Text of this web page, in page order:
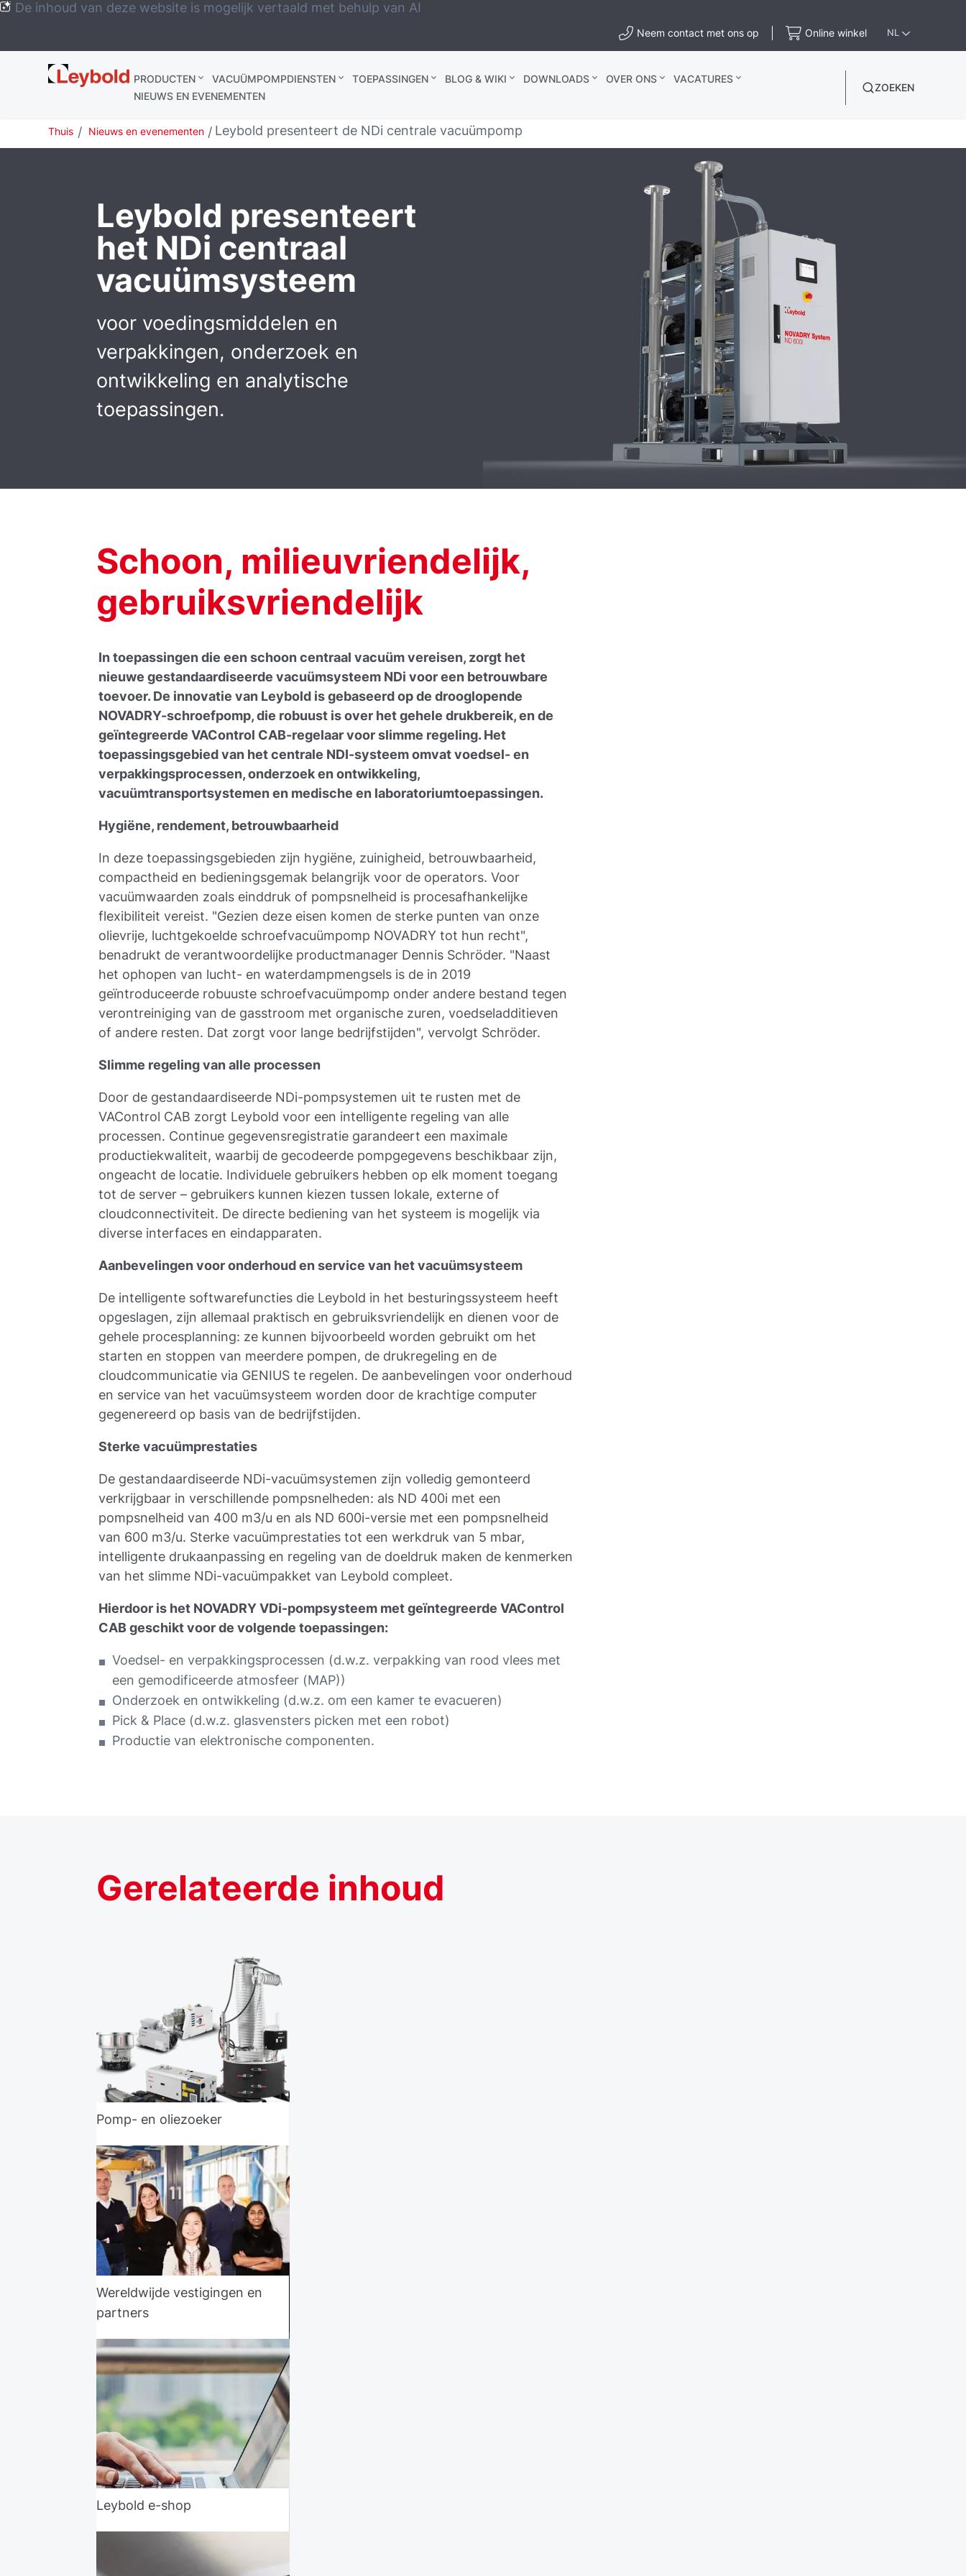
De inhoud van deze website is mogelijk vertaald met behulp van AI
Neem contact met ons op Online winkel NL
Leybold
Global
PRODUCTEN VACUÜMPOMPDIENSTEN TOEPASSINGEN BLOG & WIKI DOWNLOADS OVER ONS
VACATURES
NIEUWS EN EVENEMENTEN
ZOEKEN
Thuis Nieuws en evenementen Leybold presenteert de NDi centrale vacuümpomp
Leybold presenteert
het NDi centraal
vacuümsysteem
voor voedingsmiddelen en
verpakkingen, onderzoek en
ontwikkeling en analytische
toepassingen.
Schoon, milieuvriendelijk,
gebruiksvriendelijk
In toepassingen die een schoon centraal vacuüm vereisen, zorgt het
nieuwe gestandaardiseerde vacuümsysteem NDi voor een betrouwbare
toevoer. De innovatie van Leybold is gebaseerd op de drooglopende
NOVADRY-schroefpomp, die robuust is over het gehele drukbereik, en de
geïntegreerde VAControl CAB-regelaar voor slimme regeling. Het
toepassingsgebied van het centrale NDI-systeem omvat voedsel- en
verpakkingsprocessen, onderzoek en ontwikkeling,
vacuümtransportsystemen en medische en laboratoriumtoepassingen.
Hygiëne, rendement, betrouwbaarheid
In deze toepassingsgebieden zijn hygiëne, zuinigheid, betrouwbaarheid,
compactheid en bedieningsgemak belangrijk voor de operators. Voor
vacuümwaarden zoals einddruk of pompsnelheid is procesafhankelijke
flexibiliteit vereist. "Gezien deze eisen komen de sterke punten van onze
olievrije, luchtgekoelde schroefvacuümpomp NOVADRY tot hun recht",
benadrukt de verantwoordelijke productmanager Dennis Schröder. "Naast
het ophopen van lucht- en waterdampmengsels is de in 2019
geïntroduceerde robuuste schroefvacuümpomp onder andere bestand tegen
verontreiniging van de gasstroom met organische zuren, voedseladditieven
of andere resten. Dat zorgt voor lange bedrijfstijden", vervolgt Schröder.
Slimme regeling van alle processen
Door de gestandaardiseerde NDi-pompsystemen uit te rusten met de
VAControl CAB zorgt Leybold voor een intelligente regeling van alle
processen. Continue gegevensregistratie garandeert een maximale
productiekwaliteit, waarbij de gecodeerde pompgegevens beschikbaar zijn,
ongeacht de locatie. Individuele gebruikers hebben op elk moment toegang
tot de server – gebruikers kunnen kiezen tussen lokale, externe of
cloudconnectiviteit. De directe bediening van het systeem is mogelijk via
diverse interfaces en eindapparaten.
Aanbevelingen voor onderhoud en service van het vacuümsysteem
De intelligente softwarefuncties die Leybold in het besturingssysteem heeft
opgeslagen, zijn allemaal praktisch en gebruiksvriendelijk en dienen voor de
gehele procesplanning: ze kunnen bijvoorbeeld worden gebruikt om het
starten en stoppen van meerdere pompen, de drukregeling en de
cloudcommunicatie via GENIUS te regelen. De aanbevelingen voor onderhoud
en service van het vacuümsysteem worden door de krachtige computer
gegenereerd op basis van de bedrijfstijden.
Sterke vacuümprestaties
De gestandaardiseerde NDi-vacuümsystemen zijn volledig gemonteerd
verkrijgbaar in verschillende pompsnelheden: als ND 400i met een
pompsnelheid van 400 m3/u en als ND 600i-versie met een pompsnelheid
van 600 m3/u. Sterke vacuümprestaties tot een werkdruk van 5 mbar,
intelligente drukaanpassing en regeling van de doeldruk maken de kenmerken
van het slimme NDi-vacuümpakket van Leybold compleet.
Hierdoor is het NOVADRY VDi-pompsysteem met geïntegreerde VAControl
CAB geschikt voor de volgende toepassingen:
Voedsel- en verpakkingsprocessen (d.w.z. verpakking van rood vlees met
een gemodificeerde atmosfeer (MAP))
Onderzoek en ontwikkeling (d.w.z. om een kamer te evacueren)
Pick & Place (d.w.z. glasvensters picken met een robot)
Productie van elektronische componenten.
Gerelateerde inhoud
Pomp- en oliezoeker
Wereldwijde vestigingen en
partners
Leybold e-shop